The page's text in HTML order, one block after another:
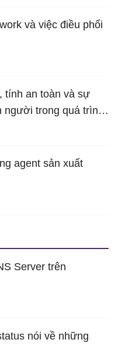
và việc điều phối
tính an toàn và sự
người trong quá trình
agent sản xuất
Server trên
nói về những